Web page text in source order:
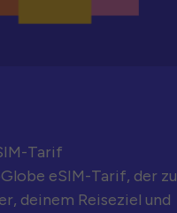
Tarif
eSIM-Tarif, der zu
deinem Reiseziel und